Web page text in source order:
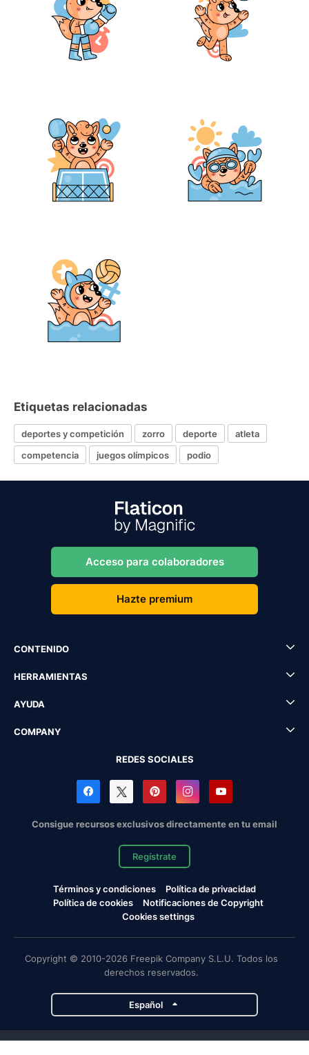
Etiquetas relacionadas
deportes y competición zorro deporte
atleta
competencia
juegos olímpicos podio
Acceso para colaboradores
Hazte premium
CONTENIDO
HERRAMIENTAS
AYUDA
COMPANY
REDES SOCIALES
Consigue recursos exclusivos directamente en tu email
Regístrate
Términos y condiciones
Política de privacidad
Política de cookies
Notificaciones de Copyright
Cookies settings
Copyright © 2010-2026 Freepik Company S.L.U. Todos los
derechos reservados.
Español